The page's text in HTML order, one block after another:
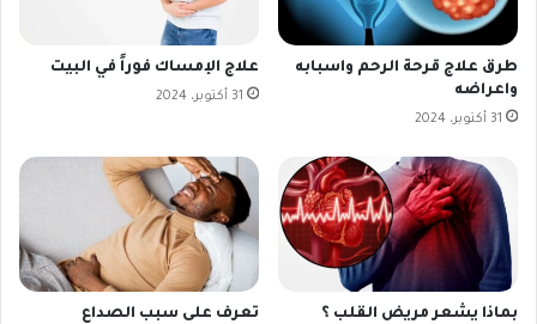
طرق علاج قرحة الرحم واسبابه
واعراضه
31 أكتوبر، 2024
علاج الإمساك فوراً في البيت
31 أكتوبر، 2024
بماذا يشعر مريض القلب ؟
تعرف على سبب الصداع